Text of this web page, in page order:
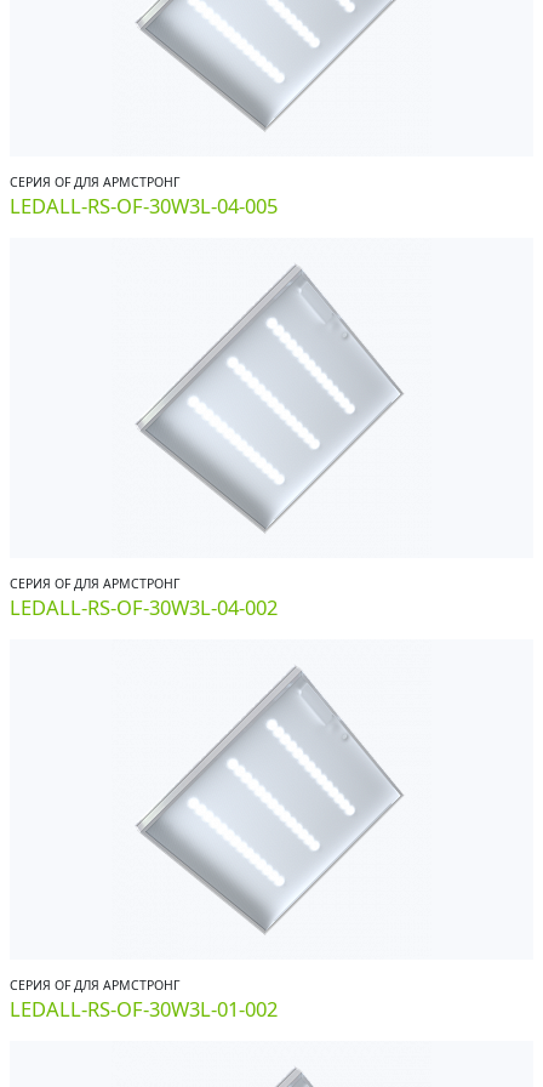
СЕРИЯ OF ДЛЯ АРМСТРОНГ
LEDALL-RS-OF-30W3L-04-005
СЕРИЯ OF ДЛЯ АРМСТРОНГ
LEDALL-RS-OF-30W3L-04-002
СЕРИЯ OF ДЛЯ АРМСТРОНГ
LEDALL-RS-OF-30W3L-01-002